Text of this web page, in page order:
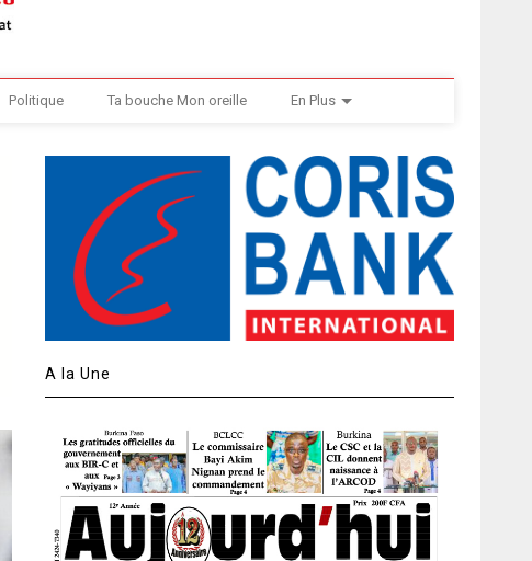
Politique Ta bouche Mon oreille En Plus
A la Une